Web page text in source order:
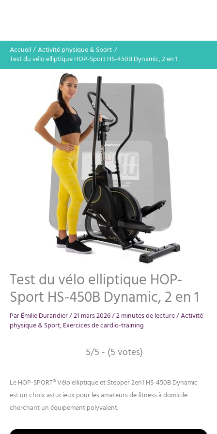
Accueil
Activité physique & Sport
Test du vélo elliptique HOP-Sport HS-450B Dynamic, 2 en 1
Test du vélo elliptique HOP-
Sport HS-450B Dynamic, 2 en 1
ParÉmilie Durandier/21 mars 2026/2 minutes de lecture/Activité
physique & Sport,Exercices de cardio-training
5/5 - (5 votes)
Le HOP-SPORT® Vélo elliptique et Stepper 2en1 HS-450B Dynamic
est un choix astucieux pour les amateurs de fitness à domicile
cherchant un équipement polyvalent.